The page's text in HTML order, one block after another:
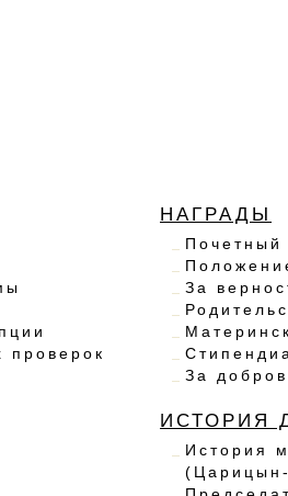
проверок
НАГРАДЫ
Почетный
За
За
ИСТОРИЯ
История
(Царицын-